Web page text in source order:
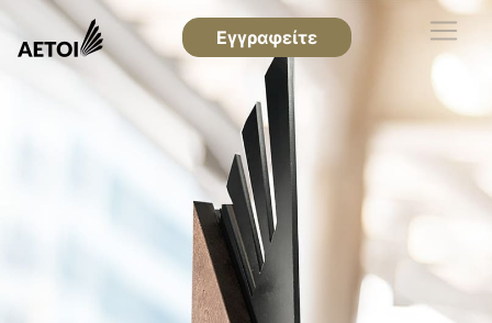
Εγγραφείτε